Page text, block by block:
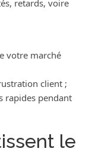
retards, voire
votre marché
client ;
rapides pendant
le